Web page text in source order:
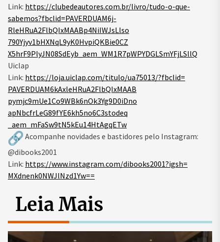
Link: https://clubedeautores.com.br/livro/tudo-o-que-
sabemos?fbclid=PAVERDUAM6j-
RleHRuA2FlbQIxMAABp4NiIWJsLlso
790Yjyv1bHXNqL9yK0HvpiQKBie0CZ
X5hrF9PlyJN08SdEyb_aem_ WM1R7pWPYDGLSmYFjLSllQ
Uiclap
Link: https://loja.uiclap.com/titulo/ua75013/?fbclid=
PAVERDUAM6kAxleHRuA2FlbQIxMAAB
pymjc9mUe1Co9WBk6nOk3Yg9D0iDno
apNbcfrLeG89fYE6kh5no6C3stodeq
_aem_mFaSw9tN5kEu14HtAgqETw
Acompanhe novidades e bastidores pelo Instagram:
@dibooks2001
Link: https://www.instagram.com/dibooks2001?igsh=
MXdnenk0NWJlNzd1Yw==
Leia Mais